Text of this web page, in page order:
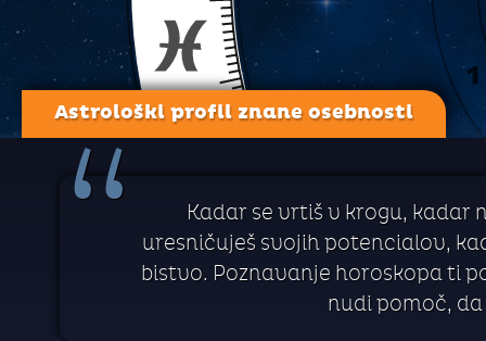
Astrološki profil znane osebnosti
“
Kadar se vrtiš v krogu, kadar
uresničuješ svojih potencialov,
bistvo. Poznavanje horoskopa ti
nudi pomoč,